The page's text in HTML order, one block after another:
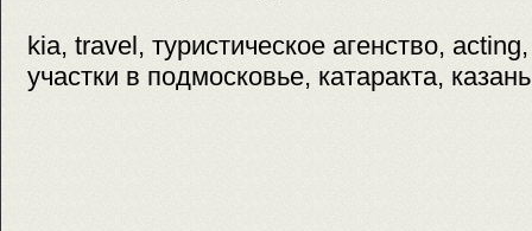
kia, travel, туристическое агенство,
участки в подмосковье, катаракта,